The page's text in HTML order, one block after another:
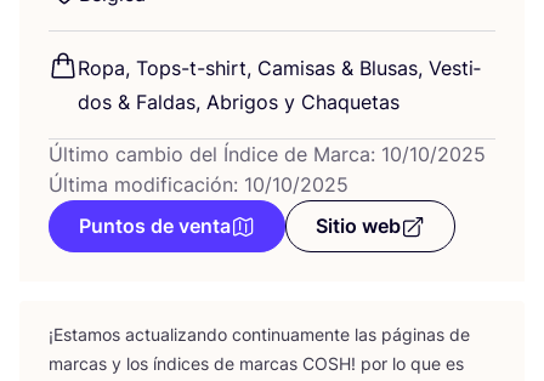
Ropa, Tops-t-shirt, Cami­sas & Blu­sas, Ves­ti­
dos & Fal­das, Abri­gos y Chaquetas
Último cambio del Índice de Marca: 10/10/2025
Última modificación: 10/10/2025
Puntos de venta
Sitio web
¡Esta­mos actua­li­zan­do con­ti­nua­men­te las pági­nas de
mar­cas y los índi­ces de mar­cas COSH! por lo que es